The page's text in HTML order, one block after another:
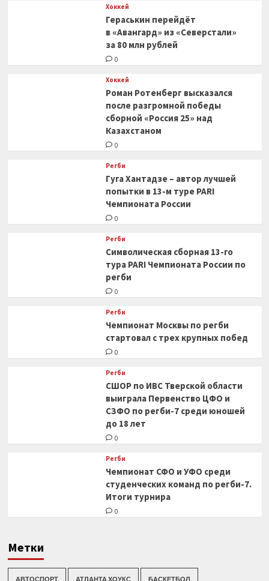
Хоккей
Гераськин перейдёт
в «Авангард» из «Северстали»
за 80 млн рублей
0
Хоккей
Роман Ротенберг высказался
после разгромной победы
сборной «Россия 25» над
Казахстаном
0
Регби
Гуга Хантадзе – автор лучшей
попытки в 13-м туре PARI
Чемпионата России
0
Регби
Символическая сборная 13-го
тура PARI Чемпионата России по
регби
0
Регби
Чемпионат Москвы по регби
стартовал с трех крупных побед
0
Регби
СШОР по ИВС Тверской области
выиграла Первенство ЦФО и
СЗФО по регби-7 среди юношей
до 18 лет
0
Регби
Чемпионат СФО и УФО среди
студенческих команд по регби-7.
Итоги турнира
0
Метки
АВТОСПОРТ АТЛАНТА ХОУКС БАСКЕТБОЛ